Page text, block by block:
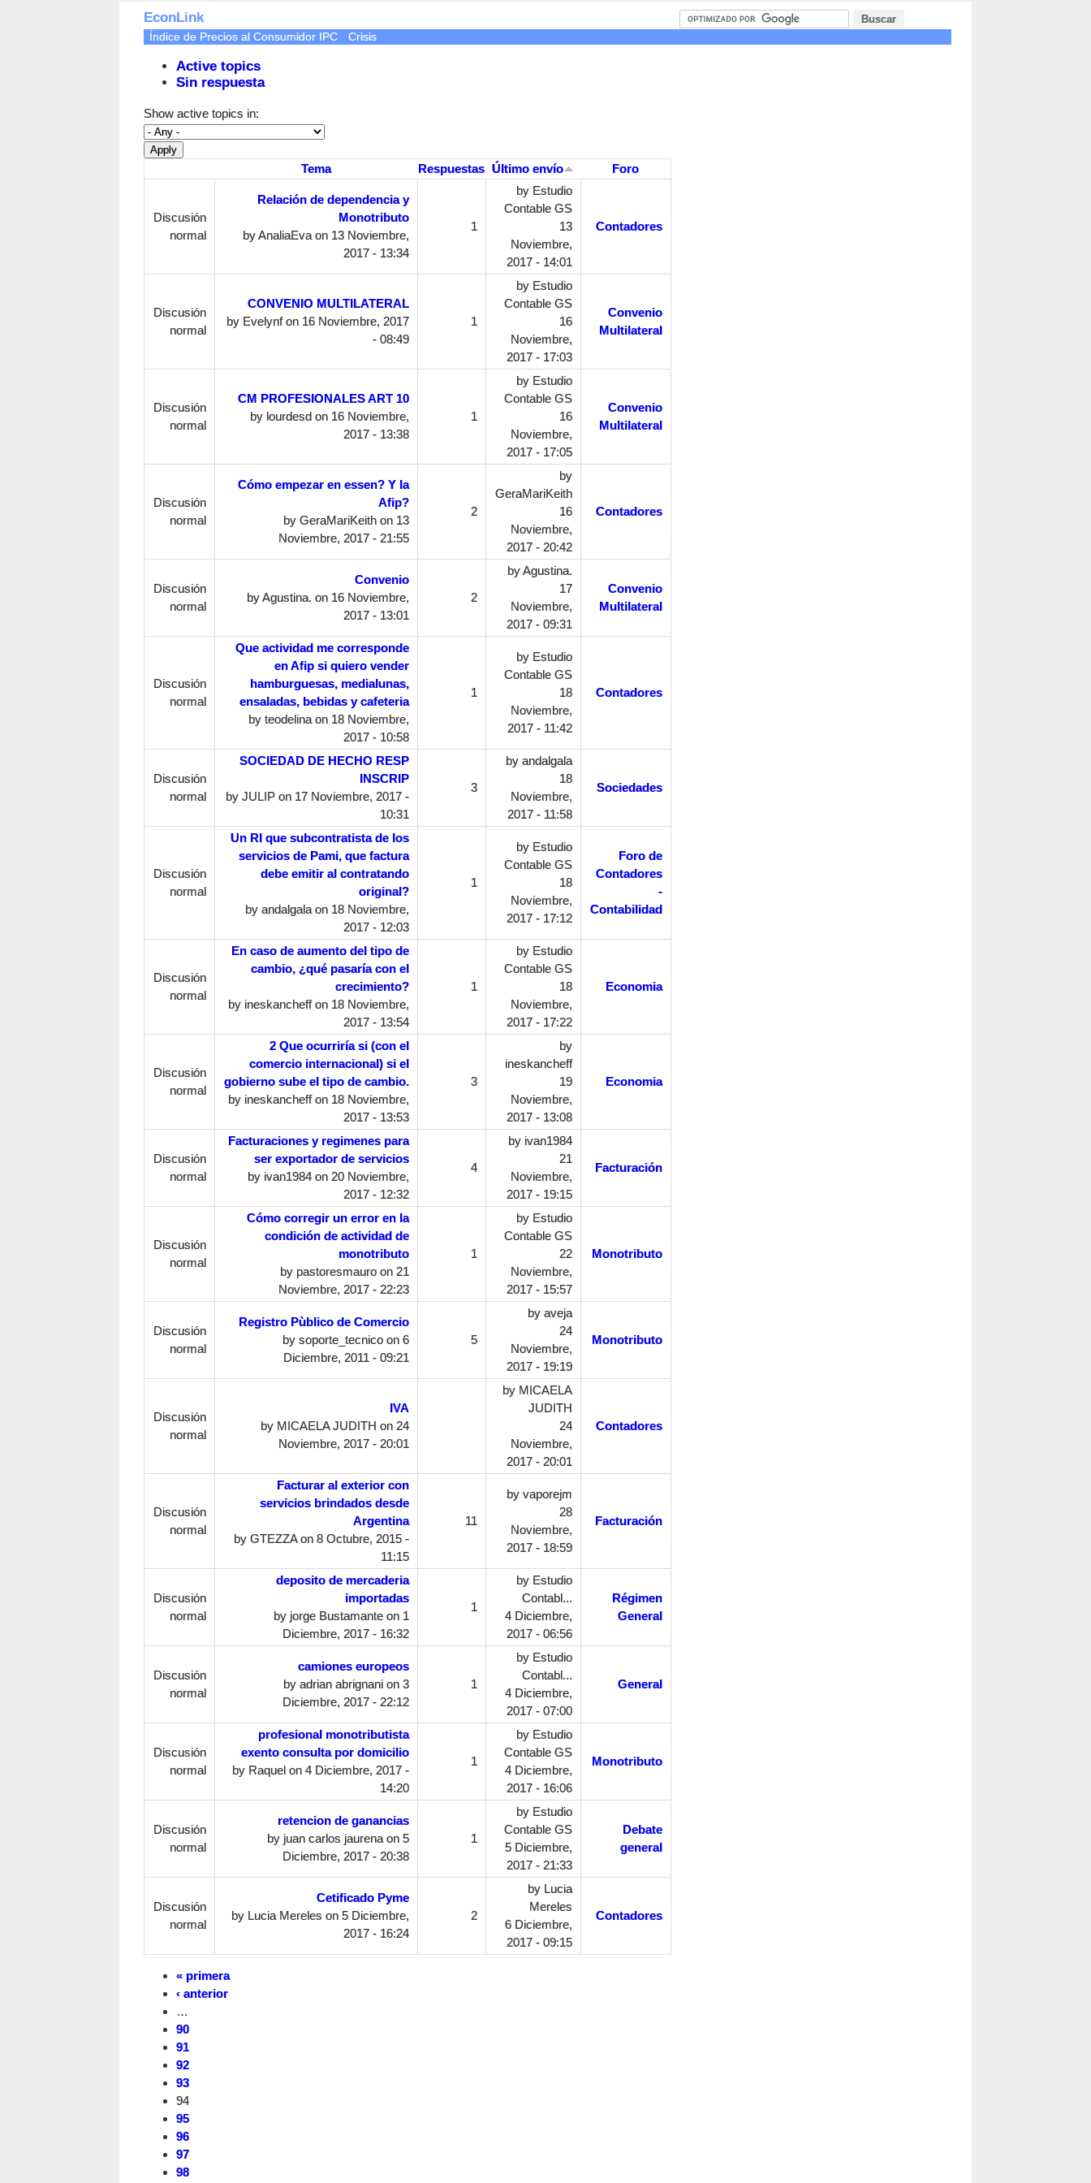
EconLink
Active topics
Sin respuesta
Índice de Precios al Consumidor IPC Crisis
Show active topics in:
Tema Respuestas Último envío Foro
Discusión
normal
Relación de dependencia y
Monotributo
byAnaliaEvaon 13 Noviembre,
2017 - 13:34
1
by Estudio
Contable GS
13
Noviembre,
2017 - 14:01
Contadores
Discusión
normal
CONVENIO MULTILATERAL
by Evelynfon 16 Noviembre, 2017
- 08:49
1
by Estudio
Contable GS
16
Noviembre,
2017 - 17:03
Convenio
Multilateral
Discusión
normal
CM PROFESIONALES ART 10
by lourdesdon 16 Noviembre,
2017 - 13:38
1
by Estudio
Contable GS
16
Noviembre,
2017 - 17:05
Convenio
Multilateral
Discusión
normal
Cómo empezar en essen? Y la
Afip?
by GeraMariKeithon 13
Noviembre, 2017 - 21:55
2
by
GeraMariKeith
16
Noviembre,
2017 - 20:42
Contadores
Discusión
normal
Convenio
byAgustina. on 16 Noviembre,
2017 - 13:01
2
byAgustina.
17
Noviembre,
2017 - 09:31
Convenio
Multilateral
Discusión
normal
Que actividad me corresponde
en Afip si quiero vender
hamburguesas, medialunas,
ensaladas, bebidas y cafeteria
by teodelinaon 18 Noviembre,
2017 - 10:58
1
by Estudio
Contable GS
18
Noviembre,
2017 - 11:42
Contadores
Discusión
normal
SOCIEDAD DE HECHO RESP
INSCRIP
by JULIPon 17 Noviembre, 2017 -
10:31
3
by andalgala
18
Noviembre,
2017 - 11:58
Sociedades
Discusión
normal
Un RI que subcontratista de los
servicios de Pami, que factura
debe emitir al contratando
original?
by andalgalaon 18 Noviembre,
2017 - 12:03
1
by Estudio
Contable GS
18
Noviembre,
2017 - 17:12
Foro de
Contadores
-
Contabilidad
Discusión
normal
En caso de aumento del tipo de
cambio, ¿qué pasaría con el
crecimiento?
by ineskancheffon 18 Noviembre,
2017 - 13:54
1
by Estudio
Contable GS
18
Noviembre,
2017 - 17:22
Economia
Discusión
normal
2 Que ocurriría si (con el
comercio internacional) si el
gobierno sube el tipo de cambio.
by ineskancheffon 18 Noviembre,
2017 - 13:53
3
by
ineskancheff
19
Noviembre,
2017 - 13:08
Economia
Discusión
normal
Facturaciones y regimenes para
ser exportador de servicios
by ivan1984on 20 Noviembre,
2017 - 12:32
4
by ivan1984
21
Noviembre,
2017 - 19:15
Facturación
Discusión
normal
Cómo corregir un error en la
condición de actividad de
monotributo
by pastoresmauroon 21
Noviembre, 2017 - 22:23
1
by Estudio
Contable GS
22
Noviembre,
2017 - 15:57
Monotributo
Discusión
normal
Registro Pùblico de Comercio
by soporte_tecnicoon 6
Diciembre, 2011 - 09:21
5
by aveja
24
Noviembre,
2017 - 19:19
Monotributo
Discusión
normal
IVA
by MICAELA JUDITH on 24
Noviembre, 2017 - 20:01
by MICAELA
JUDITH
24
Noviembre,
2017 - 20:01
Contadores
Discusión
normal
Facturar al exterior con
servicios brindados desde
Argentina
by GTEZZAon 8 Octubre, 2015 -
11:15
11
by vaporejm
28
Noviembre,
2017 - 18:59
Facturación
Discusión
normal
deposito de mercaderia
importadas
by jorge Bustamanteon 1
Diciembre, 2017 - 16:32
1
by Estudio
Contabl...
4 Diciembre,
2017 - 06:56
Régimen
General
Discusión
normal
camiones europeos
by adrian abrignanion 3
Diciembre, 2017 - 22:12
1
by Estudio
Contabl...
4 Diciembre,
2017 - 07:00
General
Discusión
normal
profesional monotributista
exento consulta por domicilio
by Raquelon 4 Diciembre, 2017 -
14:20
1
by Estudio
Contable GS
4 Diciembre,
2017 - 16:06
Monotributo
Discusión
normal
retencion de ganancias
by juan carlos jaurenaon 5
Diciembre, 2017 - 20:38
1
by Estudio
Contable GS
5 Diciembre,
2017 - 21:33
Debate
general
Discusión
normal
Cetificado Pyme
by Lucia Mereles on 5 Diciembre,
2017 - 16:24
2
by Lucia
Mereles
6 Diciembre,
2017 - 09:15
Contadores
« primera
‹ anterior
…
90
91
92
93
94
95
96
97
98